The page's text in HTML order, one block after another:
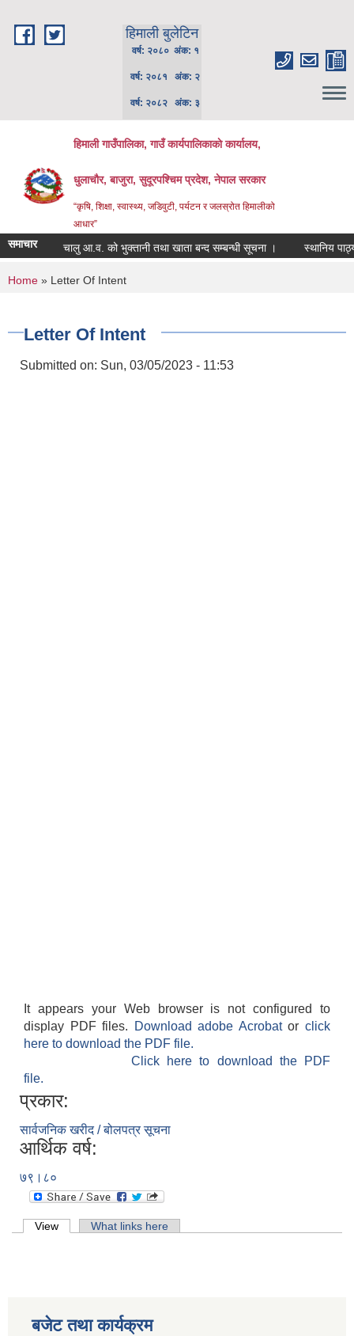
हिमाली बुलेटिन
वर्ष: २०८० अंक: १
वर्ष: २०८१ अंक: २
वर्ष: २०८२ अंक: ३
हिमाली गाउँपालिका, गाउँ कार्यपालिकाकाे कार्यालय,
धुलाचौर, बाजुरा, सुदूरपश्चिम प्रदेश, नेपाल सरकार
“कृषि, शिक्षा, स्वास्थ्य, जडिवुटी, पर्यटन र जलस्रोत हिमालीको
आधार”
समाचार चालु आ.व. को भुक्तानी तथा खाता बन्द सम्बन्धी सूचना । स्थानिय
You are here
Home » Letter Of Intent
Letter Of Intent
Submitted on: Sun, 03/05/2023 - 11:53
It appears your Web browser is not configured to
display PDF files.
Download adobe Acrobatorclick
here to download the PDF file.
Click here to download the PDF
file.
प्रकार:
सार्वजनिक खरीद / बोलपत्र सूचना
आर्थिक वर्ष:
७९।८०
Primary tabs
View (active tab)What links here
बजेट तथा कार्यक्रम